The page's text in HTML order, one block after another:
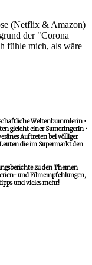
(Netflix & Amazon)
der "Corona
fühle mich, als wäre
Weltenbummlerin •
gleicht einer Sumoringerin •
Auftreten bei völliger
die im Supermarkt den
zu den Themen
und Filmempfehlungen,
und vieles mehr!